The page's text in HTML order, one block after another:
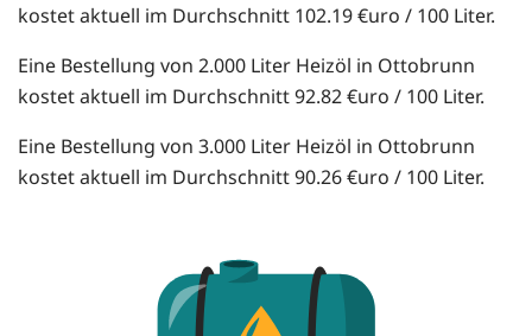
kostet aktuell im Durchschnitt 102.19 €uro / 100 Liter.
Eine Bestellung von 2.000 Liter Heizöl in Ottobrunn
kostet aktuell im Durchschnitt 92.82 €uro / 100 Liter.
Eine Bestellung von 3.000 Liter Heizöl in Ottobrunn
kostet aktuell im Durchschnitt 90.26 €uro / 100 Liter.